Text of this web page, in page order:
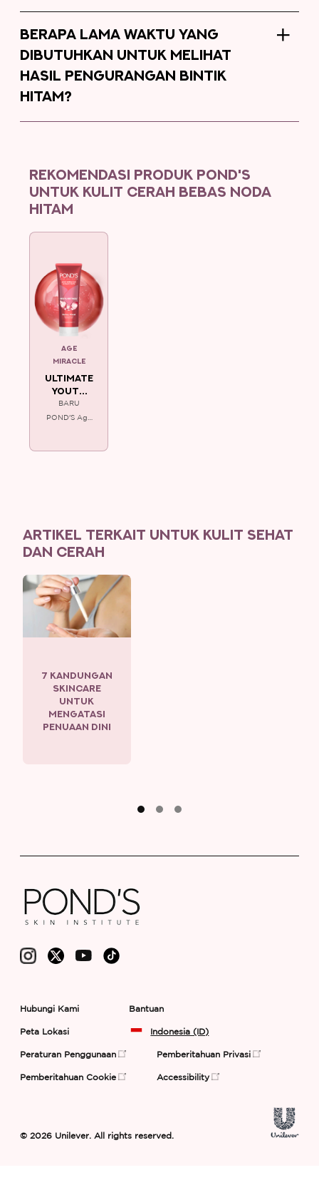
BERAPA LAMA WAKTU YANG
DIBUTUHKAN UNTUK MELIHAT
HASIL PENGURANGAN BINTIK
HITAM?
REKOMENDASI PRODUK POND'S
UNTUK KULIT CERAH BEBAS NODA
HITAM
ULTIMATE
YOUTH
FACIAL
FOAM
BARU
POND'S Age
AGE
MIRACLE
ARTIKEL TERKAIT UNTUK KULIT SEHAT
DAN CERAH
7 KANDUNGAN
SKINCARE
UNTUK
MENGATASI
PENUAAN DINI
Hubungi Kami Bantuan
Peta Lokasi Indonesia (ID)
Peraturan Penggunaan Pemberitahuan Privasi
Pemberitahuan Cookie Preferensi Cookie